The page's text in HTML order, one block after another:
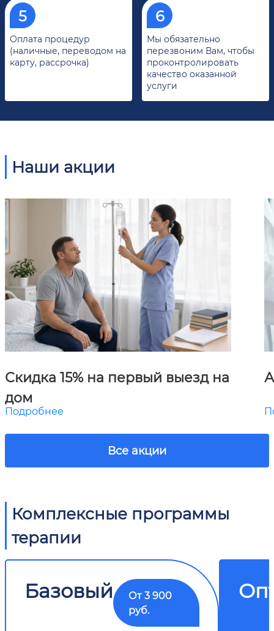
Оплата процедур
(наличные, переводом на
карту, рассрочка)
Мы обязательно
перезвоним Вам, чтобы
проконтролировать
качество оказанной
услуги
Наши акции
Скидка 15% на первый выезд на
дом
Подробнее
Все акции
Комплексные программы
терапии
Базовый
От 3 900
руб.